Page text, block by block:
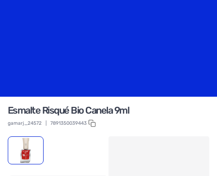
Esmalte Risqué Bio Canela 9ml
gamarj_24572 7891350039443